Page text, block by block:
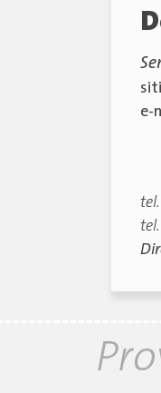
e-
tel.
tel.